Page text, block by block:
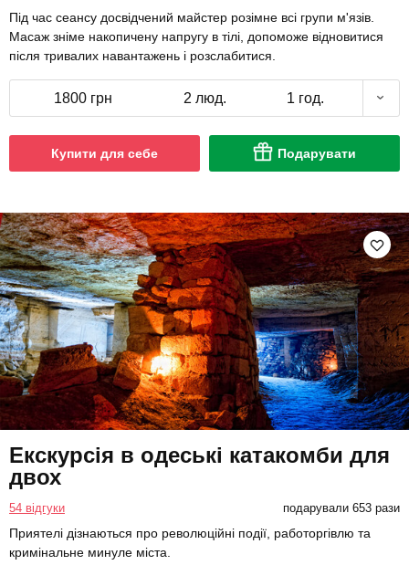
Під час сеансу досвідчений майстер розімне всі групи м'язів.
Масаж зніме накопичену напругу в тілі, допоможе відновитися
після тривалих навантажень і розслабитися.
1800 грн 2 люд. 1 год.
Купити для себе Подарувати
Екскурсія в одеські катакомби для
двох
54 відгуки подарували 653 рази
Приятелі дізнаються про революційні події, работоргівлю та
кримінальне минуле міста.